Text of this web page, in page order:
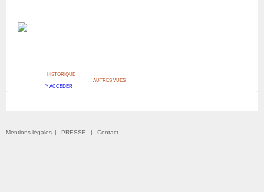
HISTORIQUE
Y ACCEDER
AUTRES VUES
Mentions légales | PRESSE | Contact